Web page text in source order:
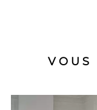
VOUS